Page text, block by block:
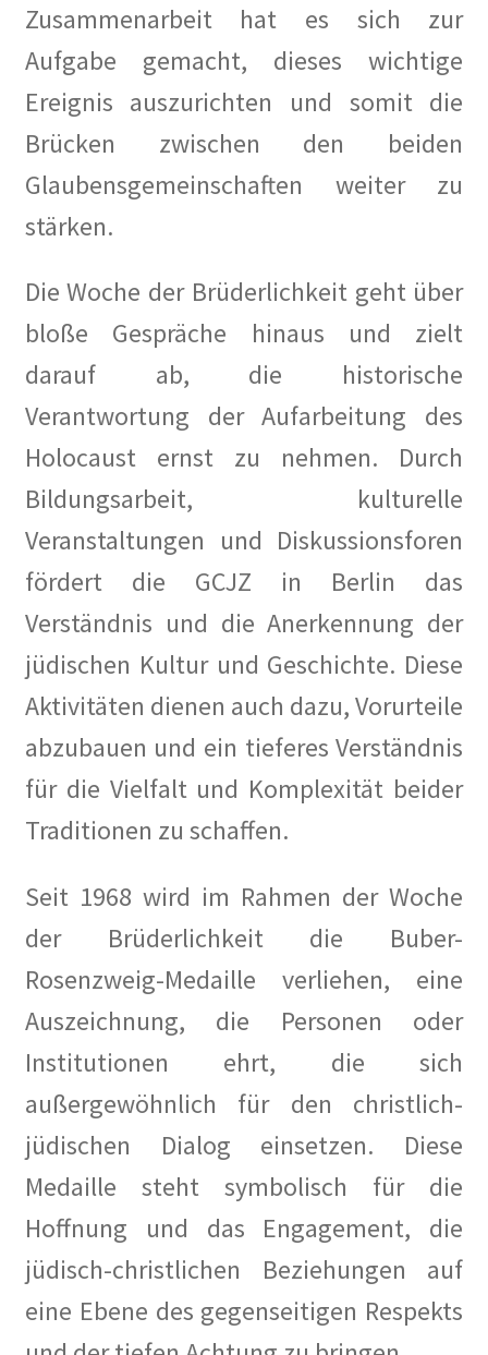
Zusammenarbeit hat es sich zur
Aufgabe gemacht, dieses wichtige
Ereignis auszurichten und somit die
Brücken zwischen den beiden
Glaubensgemeinschaften weiter zu
stärken.
Die Woche der Brüderlichkeit geht über
bloße Gespräche hinaus und zielt
darauf ab, die historische
Verantwortung der Aufarbeitung des
Holocaust ernst zu nehmen. Durch
Bildungsarbeit, kulturelle
Veranstaltungen und Diskussionsforen
fördert die GCJZ in Berlin das
Verständnis und die Anerkennung der
jüdischen Kultur und Geschichte. Diese
Aktivitäten dienen auch dazu, Vorurteile
abzubauen und ein tieferes Verständnis
für die Vielfalt und Komplexität beider
Traditionen zu schaffen.
Seit 1968 wird im Rahmen der Woche
der Brüderlichkeit die Buber-
Rosenzweig-Medaille verliehen, eine
Auszeichnung, die Personen oder
Institutionen ehrt, die sich
außergewöhnlich für den christlich-
jüdischen Dialog einsetzen. Diese
Medaille steht symbolisch für die
Hoffnung und das Engagement, die
jüdisch-christlichen Beziehungen auf
eine Ebene des gegenseitigen Respekts